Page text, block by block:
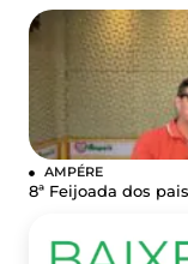
AMPÉRE
8ª Feijoada dos